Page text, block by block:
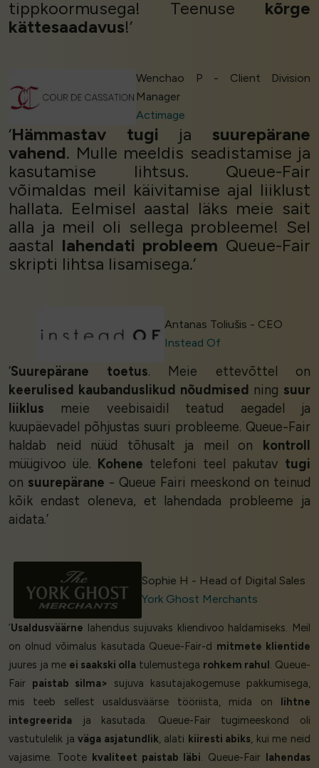
tippkoormusega! Teenuse kõrge
kättesaadavus!’
Wenchao P - Client Division
Manager
Actimage
‘Hämmastav tugi jasuurepärane
vahend. Mulle meeldis seadistamise ja
kasutamise lihtsus. Queue-Fair
võimaldas meil käivitamise ajal liiklust
hallata. Eelmisel aastal läks meie sait
alla ja meil oli sellega probleeme! Sel
aastal lahendati probleem Queue-Fair
skripti lihtsa lisamisega.’
Antanas Toliušis - CEO
Instead Of
‘Suurepärane toetus. Meie ettevõttel on
keerulised kaubanduslikud nõudmised ning suur
liiklus meie veebisaidil teatud aegadel ja
kuupäevadel põhjustas suuri probleeme. Queue-Fair
haldab neid nüüd tõhusalt ja meil on kontroll
müügivoo üle. Kohene telefoni teel pakutav tugi
on suurepärane - Queue Fairi meeskond on teinud
kõik endast oleneva, et lahendada probleeme ja
aidata.’
Sophie H - Head of Digital Sales
York Ghost Merchants
‘Usaldusväärne lahendus sujuvaks kliendivoo haldamiseks. Meil
on olnud võimalus kasutada Queue-Fair-d mitmete klientide
juures ja me ei saakski olla tulemustega rohkem rahul. Queue-
Fair paistab silma> sujuva kasutajakogemuse pakkumisega,
mis teeb sellest usaldusväärse tööriista, mida on lihtne
integreerida ja kasutada. Queue-Fair tugimeeskond oli
vastutulelik javäga asjatundlik, alati kiiresti abiks, kui me neid
vajasime. Toote kvaliteet paistab läbi. Queue-Fair lahendas